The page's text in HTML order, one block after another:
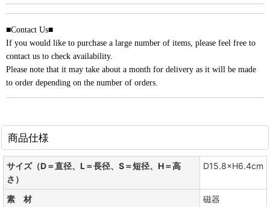
■Contact Us■
If you would like to purchase a large number of items, please feel free to
contact us to check availability.
Please note that it may take about a month for delivery as it will be made
to order depending on the number of orders.
商品仕様
サイズ（D＝直径、L＝長径、S＝短径、H＝高
さ）
D15.8×H6.4cm
素 材
磁器